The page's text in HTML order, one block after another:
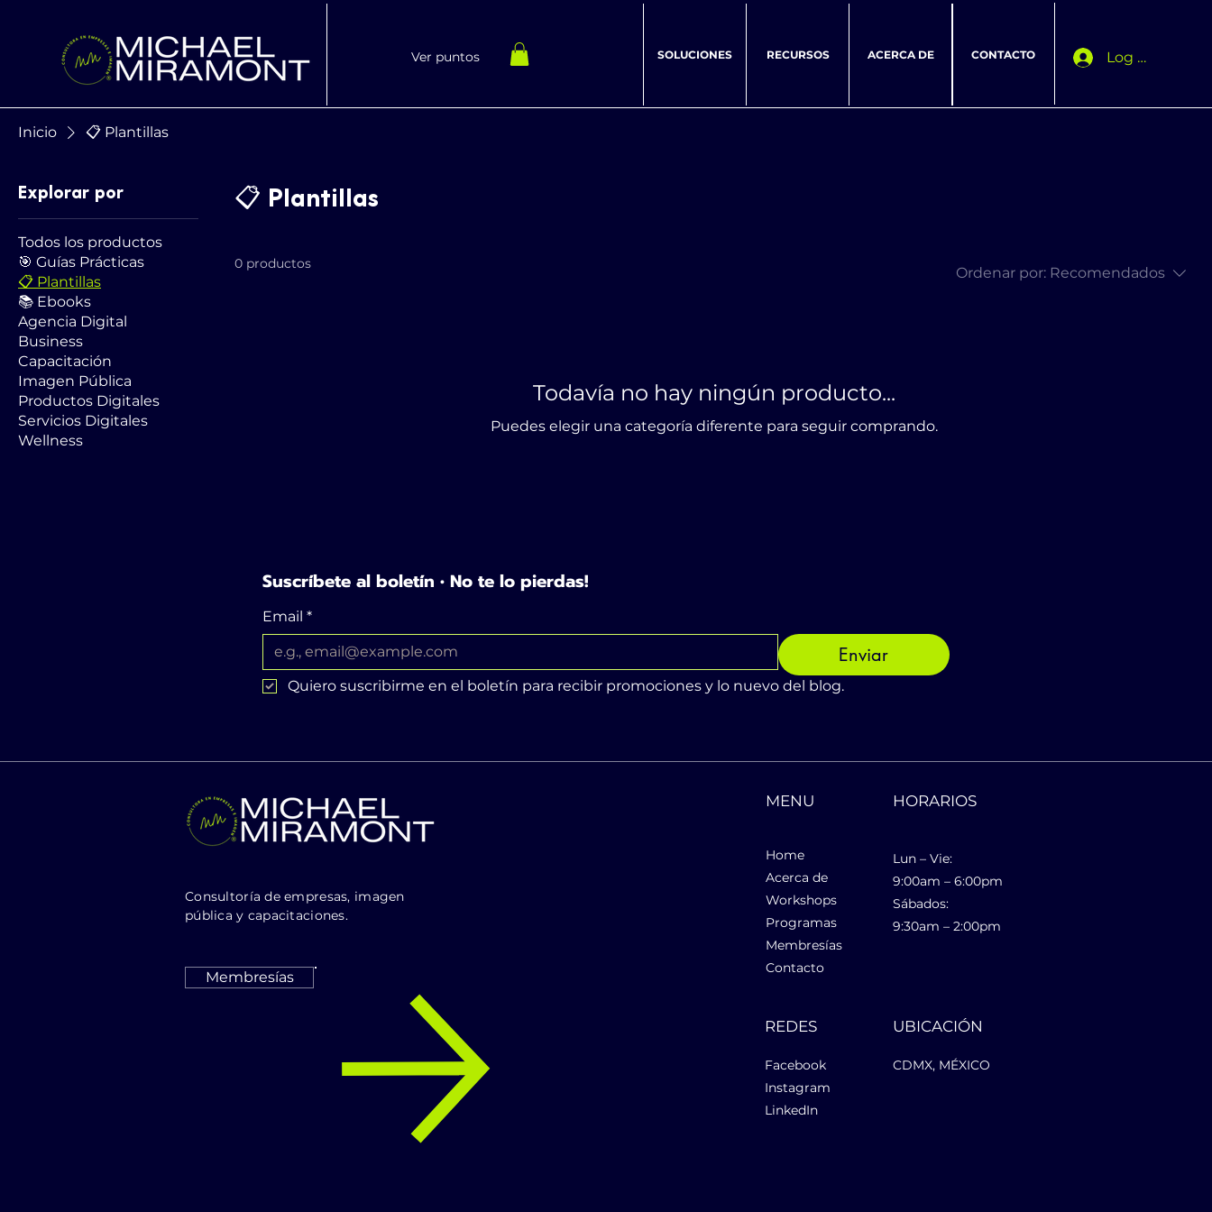
Ver puntos SOLUCIONES RECURSOS ACERCA DE CONTACTO Log In
Inicio 📋 Plantillas
Explorar por
Todos los productos
🎯 Guías Prácticas
📋 Plantillas
📚 Ebooks
Agencia Digital
Business
Capacitación
Imagen Pública
Productos Digitales
Servicios Digitales
Wellness
📋 Plantillas
0 productos
Ordenar por: Recomendados
Todavía no hay ningún producto...
Puedes elegir una categoría diferente para seguir comprando.
Suscríbete al boletín • No te lo pierdas!
Email *
Enviar
Quiero suscribirme en el boletín para recibir promociones y lo nuevo del blog.
Consultoría de empresas, imagen
pública y capacitaciones.
Membresías
MENU
Home
Acerca de
Workshops
Programas
Membresías
Contacto
REDES
Facebook
Instagram
LinkedIn
HORARIOS
Lun – Vie:
9:00am – 6:00pm
Sábados:
9:30am – 2:00pm
UBICACIÓN
CDMX, MÉXICO